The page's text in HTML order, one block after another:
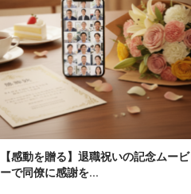
【感動を贈る】退職祝いの記念ムービ
ーで同僚に感謝を...